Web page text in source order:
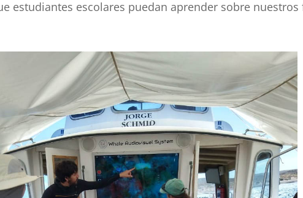
estudiantes escolares puedan aprender sobre